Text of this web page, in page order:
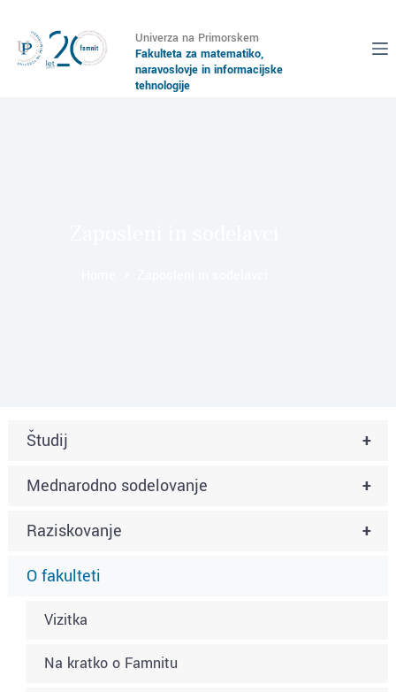
Univerza na Primorskem
Fakulteta za matematiko,
naravoslovje in informacijske
tehnologije
+
Študij
+
Mednarodno sodelovanje
+
Raziskovanje
O fakulteti
Vizitka
Na kratko o Famnitu